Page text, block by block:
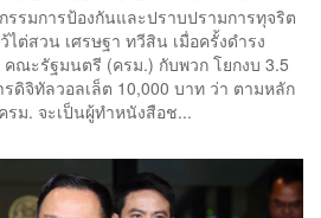
รมการป้องกันและปราบปรามการทุจริต
ไต่สวน เศรษฐา ทวีสิน เมื่อครั้งดำรง
ณะรัฐมนตรี (ครม.) กับพวก โยกงบ 3.5
ดิจิทัลวอลเล็ต 10,000 บาท ว่า ตามหลัก
ม. จะเป็นผู้ทำหนังสือช...